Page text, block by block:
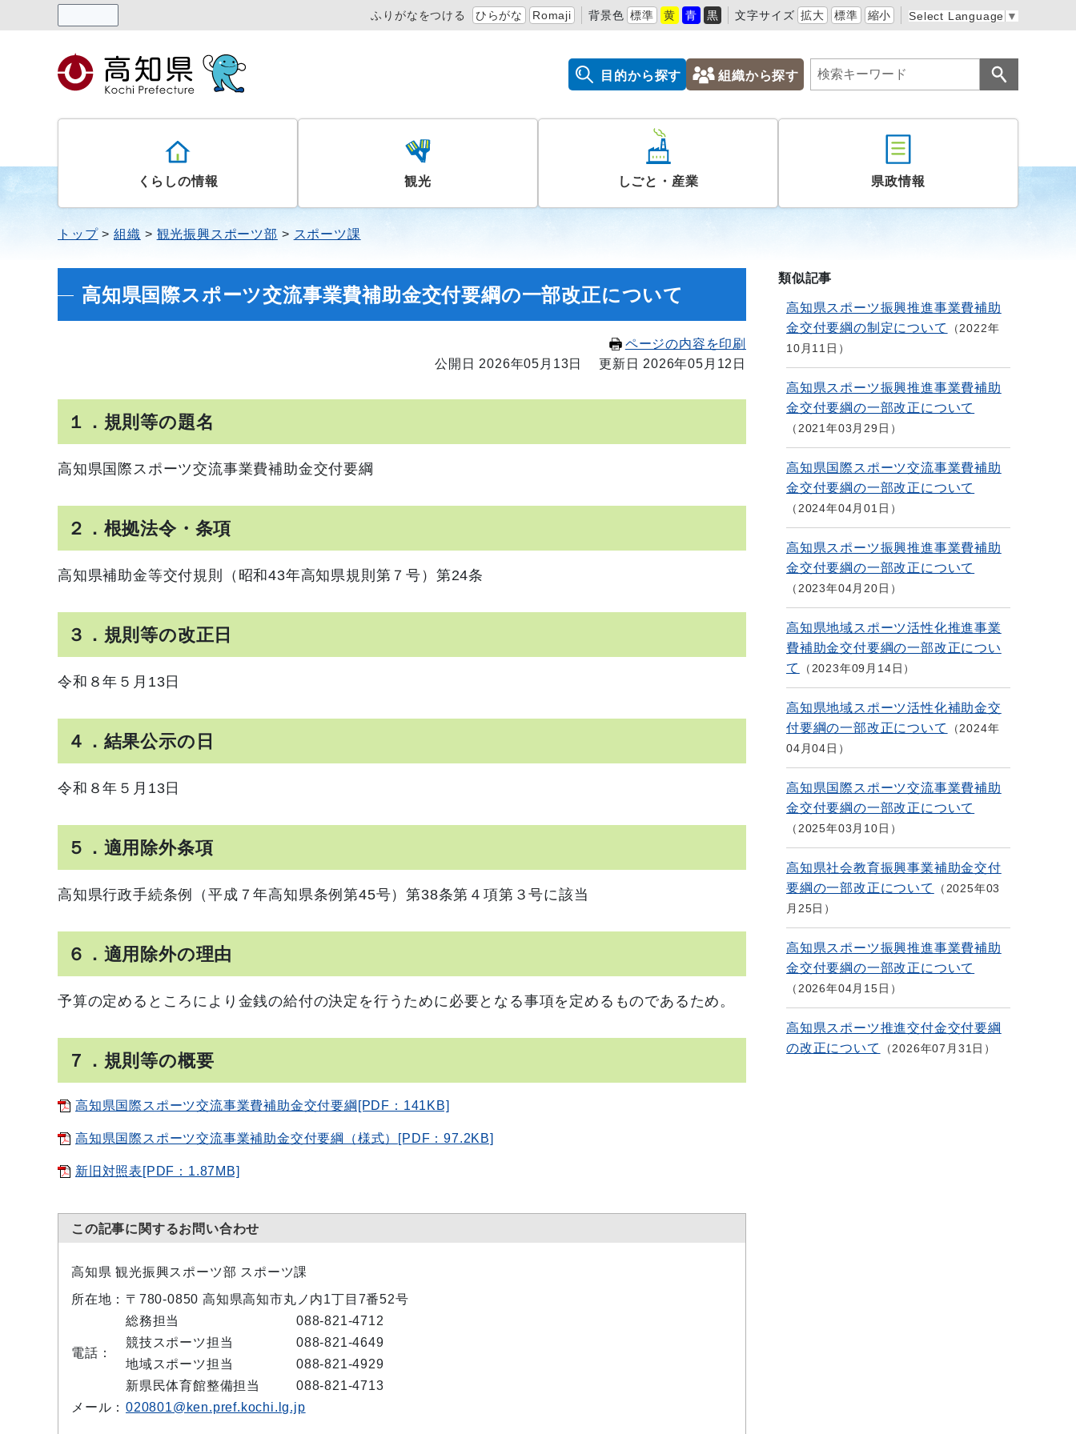
ふりがなをつける ひらがな Romaji 背景色 標準 黄 青 黒 文字サイズ 拡大 標準 縮小 Select Language ▼
目的から探す 組織から探す
くらしの情報 観光 しごと・産業 県政情報
トップ 組織 観光振興スポーツ部 スポーツ課
高知県国際スポーツ交流事業費補助金交付要綱の一部改正について
ページの内容を印刷
公開日 2026年05月13日
更新日 2026年05月12日
１．規則等の題名
高知県国際スポーツ交流事業費補助金交付要綱
２．根拠法令・条項
高知県補助金等交付規則（昭和43年高知県規則第７号）第24条
３．規則等の改正日
令和８年５月13日
４．結果公示の日
令和８年５月13日
５．適用除外条項
高知県行政手続条例（平成７年高知県条例第45号）第38条第４項第３号に該当
６．適用除外の理由
予算の定めるところにより金銭の給付の決定を行うために必要となる事項を定めるものであるため。
７．規則等の概要
高知県国際スポーツ交流事業費補助金交付要綱[PDF：141KB]
高知県国際スポーツ交流事業補助金交付要綱（様式）[PDF：97.2KB]
新旧対照表[PDF：1.87MB]
この記事に関するお問い合わせ
高知県 観光振興スポーツ部 スポーツ課
所在地： 〒780-0850 高知県高知市丸ノ内1丁目7番52号
電話：
総務担当
088-821-4712
競技スポーツ担当
088-821-4649
地域スポーツ担当
088-821-4929
新県民体育館整備担当
088-821-4713
メール： 020801@ken.pref.kochi.lg.jp
類似記事
高知県スポーツ振興推進事業費補助
金交付要綱の制定について
2022年
10月11日
高知県スポーツ振興推進事業費補助
金交付要綱の一部改正について
2021年03月29日
高知県国際スポーツ交流事業費補助
金交付要綱の一部改正について
2024年04月01日
高知県スポーツ振興推進事業費補助
金交付要綱の一部改正について
2023年04月20日
高知県地域スポーツ活性化推進事業
費補助金交付要綱の一部改正につい
て
2023年09月14日
高知県地域スポーツ活性化補助金交
付要綱の一部改正について
2024年
04月04日
高知県国際スポーツ交流事業費補助
金交付要綱の一部改正について
2025年03月10日
高知県社会教育振興事業補助金交付
要綱の一部改正について
2025年03
月25日
高知県スポーツ振興推進事業費補助
金交付要綱の一部改正について
2026年04月15日
高知県スポーツ推進交付金交付要綱
の改正について
2026年07月31日